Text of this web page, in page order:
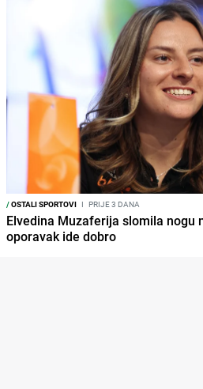
/OSTALI SPORTOVI I PRIJE 3 DANA
Elvedina Muzaferija slomila nogu
oporavak ide dobro